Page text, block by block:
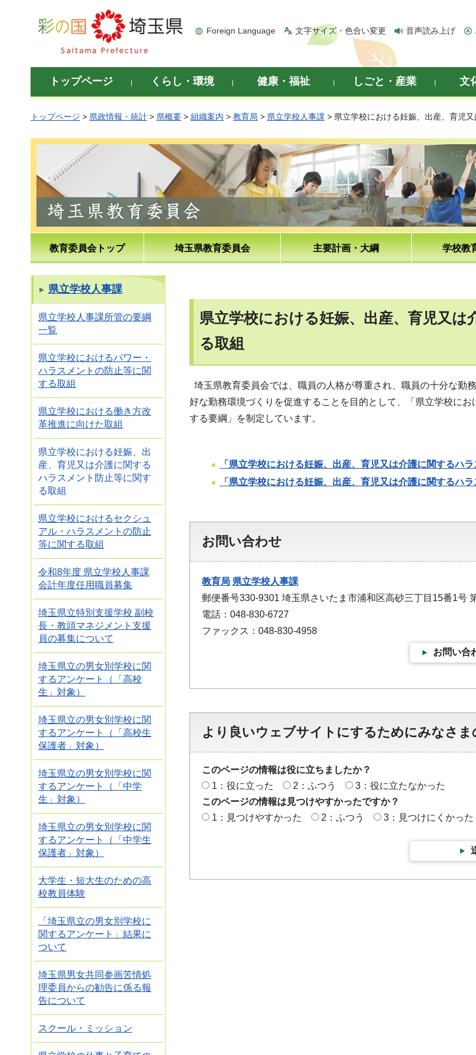
彩の国 埼玉県
Foreign Language 文字サイズ・色合い変更 音声読み上げ
トップページ くらし・環境 健康・福祉 しごと・産業 文
トップページ > 県政情報・統計 > 県概要 > 組織案内 > 教育局 > 県立学校人事課 > 県立学校における妊娠、出産、育児
教育委員会トップ 埼玉県教育委員会 主要計画・大綱 学校教
県立学校人事課
県立学校人事課所管の要綱
一覧
県立学校におけるパワー・
ハラスメントの防止等に関
する取組
県立学校における働き方改
革推進に向けた取組
県立学校における妊娠、出
産、育児又は介護に関する
ハラスメント防止等に関す
る取組
県立学校におけるセクシュ
アル・ハラスメントの防止
等に関する取組
令和8年度 県立学校人事課
会計年度任用職員募集
埼玉県立特別支援学校 副校
長・教頭マネジメント支援
員の募集について
埼玉県立の男女別学校に関
するアンケート（「高校
生」対象）
埼玉県立の男女別学校に関
するアンケート（「高校生
保護者」対象）
埼玉県立の男女別学校に関
するアンケート（「中学
生」対象）
埼玉県立の男女別学校に関
するアンケート（「中学生
保護者」対象）
大学生・短大生のための高
校教員体験
「埼玉県立の男女別学校に
関するアンケート」結果に
ついて
埼玉県男女共同参画苦情処
理委員からの勧告に係る報
告について
スクール・ミッション
県立学校における妊娠、出産、育児又
る取組
埼玉県教育委員会では、職員の人格が尊重され、職員の十分な勤
好な勤務環境づくりを促進することを目的として、「県立学校に
する要綱」を制定しています。
「県立学校における妊娠、出産、育児又は介護に関するハ
「県立学校における妊娠、出産、育児又は介護に関するハ
お問い合わせ
教育局 県立学校人事課
郵便番号330-9301 埼玉県さいたま市浦和区高砂三丁目15番1号
電話：048-830-6727
ファックス：048-830-4958
お問い合
より良いウェブサイトにするためにみなさ
このページの情報は役に立ちましたか？
1：役に立った
2：ふつう
3：役に立たなかった
このページの情報は見つけやすかったですか？
1：見つけやすかった
2：ふつう 3：見つけにくかった